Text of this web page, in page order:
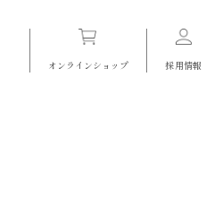
オンラインショップ 採用情報